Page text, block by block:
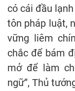
có cái đầu
tôn pháp luật,
vững liêm
chắc để bám
mở để làm
ngữ”, Thủ